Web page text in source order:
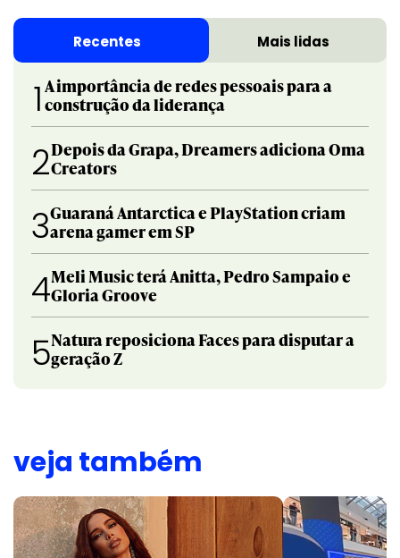
Recentes Mais lidas
1 A importância de redes pessoais para a
construção da liderança
2Depois da Grapa, Dreamers adiciona Oma
Creators
3Guaraná Antarctica e PlayStation criam
arena gamer em SP
4Meli Music terá Anitta, Pedro Sampaio e
Gloria Groove
5Natura reposiciona Faces para disputar a
geração Z
veja também